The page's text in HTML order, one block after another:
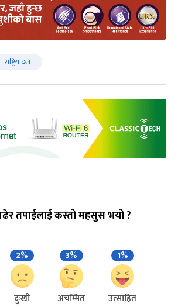
राष्ट्रिय दल
तपाईलाई कस्तो महसुस भयो ?
2%
दुःखी
3%
अचम्मित
1%
उत्साहित